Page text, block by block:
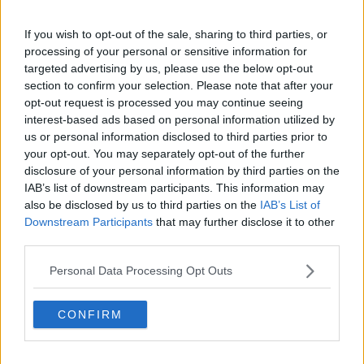
If you wish to opt-out of the sale, sharing to third parties, or
processing of your personal or sensitive information for
targeted advertising by us, please use the below opt-out
section to confirm your selection. Please note that after your
opt-out request is processed you may continue seeing
interest-based ads based on personal information utilized by
us or personal information disclosed to third parties prior to
your opt-out. You may separately opt-out of the further
disclosure of your personal information by third parties on the
IAB’s list of downstream participants. This information may
also be disclosed by us to third parties on the IAB’s List of
Downstream Participants that may further disclose it to other
Personal Data Processing Opt Outs
CONFIRM
arrestato una coppia di latinoamericani, residenti nel centro storico
di San Giovanni Valdarno. Gli uomini del nucleo operativo e
radiomobile da qualche tempo avevano notato un costante via vai
in una via del centro storico, soprattutto nelle ore serali e notturne.
In alcune occasioni avevano fermato dei soggetti noti per essere
abituali consumatori di sostanze stupefacenti, pensando di poter
rinvenire qualche dose, trovandoli invece in possesso di somme di
denaro in contanti. Gli investigatori avevano quindi ipotizzato che si
potessero trovare in zona per acquistare della droga, ed hanno
deciso di continuare a monitorare la zona. La conferma della bontà
dell’intuizione investigativa è giunta ieri notte. L ’ennesimo
tossicodipendente, sottoposto a controllo all’uscita di un edificio nel
trovato in possesso di alcune dosi di cocaina. I successivi
accertamenti consentivano di appurare che nel palazzo erano
residenti due dominicani, già conosciuti dai Carabinieri in quanto
gravati da precedenti per spaccio di sostanze stupefacenti.
Immediatamente scattava quindi la perquisizione domiciliare, che
confermava l’attività di spaccio. All’interno dell’appartamento, infatti,